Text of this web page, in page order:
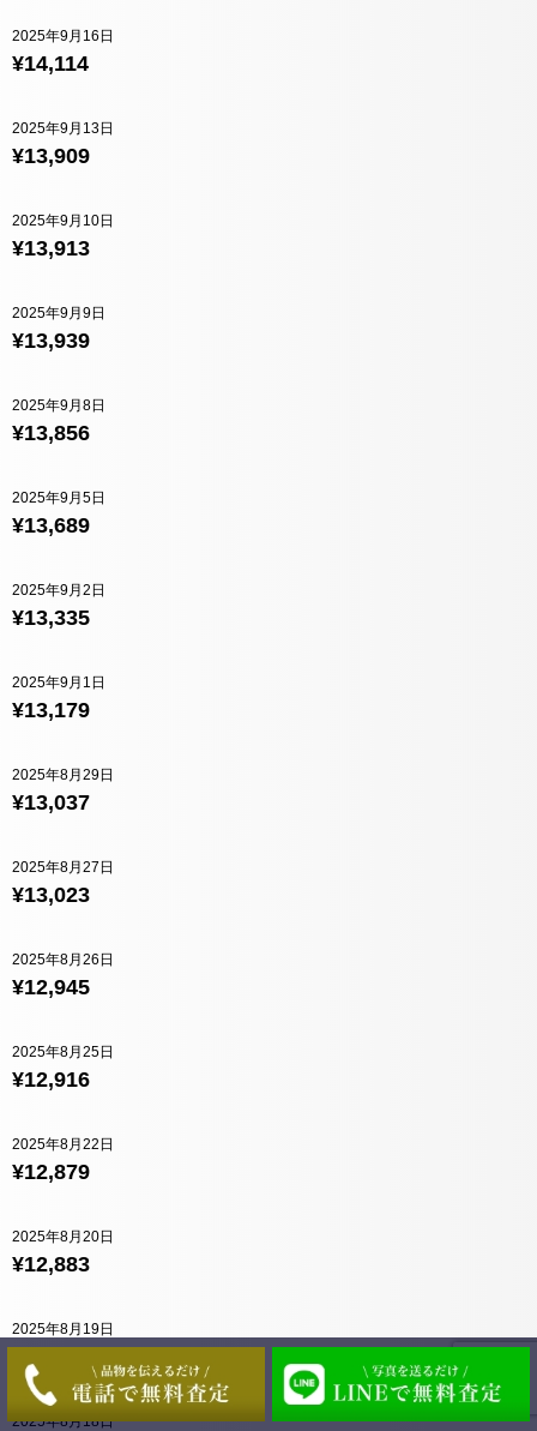
¥14,114
2025年9月16日
¥13,909
2025年9月13日
¥13,913
2025年9月10日
¥13,939
2025年9月9日
¥13,856
2025年9月8日
¥13,689
2025年9月5日
¥13,335
2025年9月2日
¥13,179
2025年9月1日
¥13,037
2025年8月29日
¥13,023
2025年8月27日
¥12,945
2025年8月26日
¥12,916
2025年8月25日
¥12,879
2025年8月22日
¥12,883
2025年8月20日
2025年8月19日
2025年8月18日